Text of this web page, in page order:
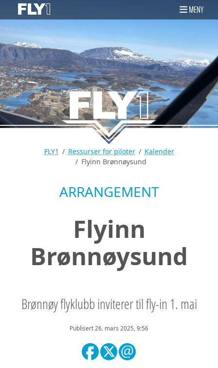
MENY
FLY1 Ressurser for piloter
Kalender
Flyinn Brønnøysund
ARRANGEMENT
Flyinn
Brønnøysund
Brønnøy flyklubb inviterer til fly-in 1. mai
Publisert 26. mars 2025, 9:56